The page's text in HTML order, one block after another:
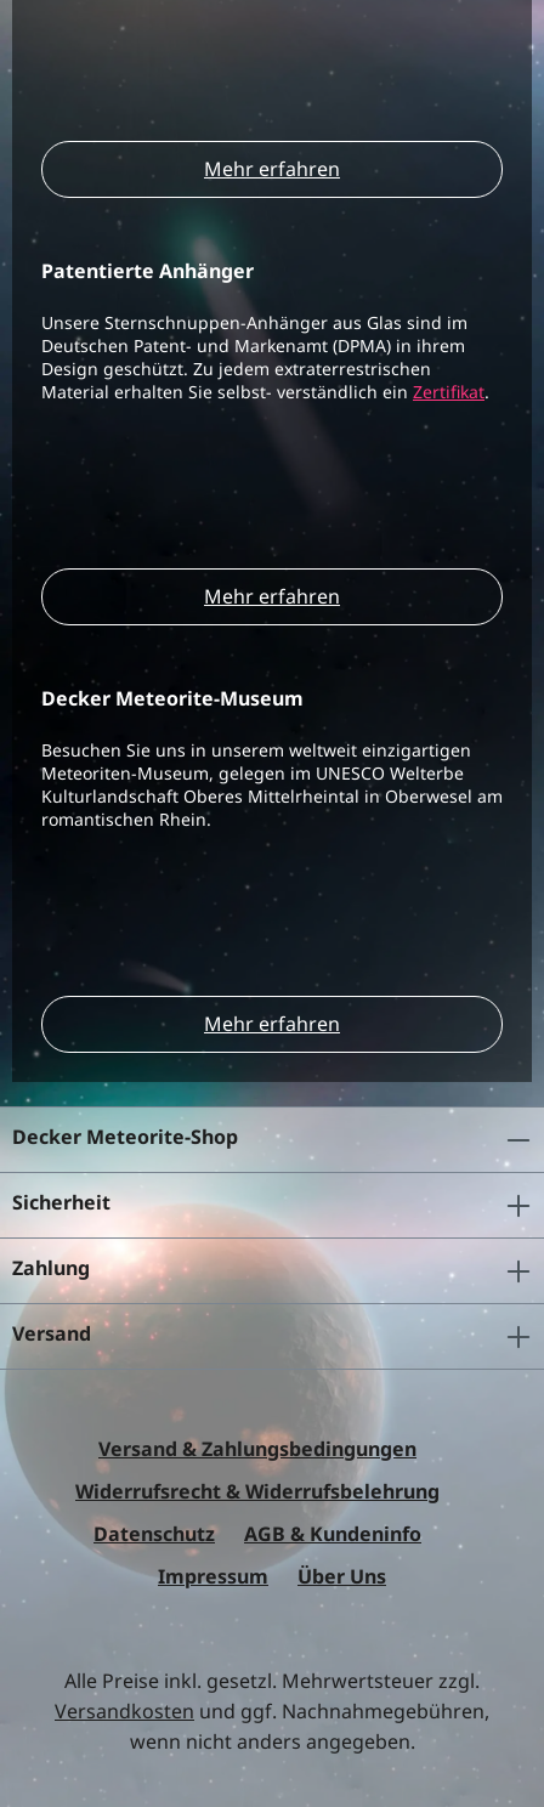
Mehr erfahren
Patentierte Anhänger
Unsere Sternschnuppen-Anhänger aus Glas sind im
Deutschen Patent- und Markenamt (DPMA) in ihrem
Design geschützt. Zu jedem extraterrestrischen
Material erhalten Sie selbst- verständlich ein Zertifikat.
Mehr erfahren
Decker Meteorite-Museum
Besuchen Sie uns in unserem weltweit einzigartigen
Meteoriten-Museum, gelegen im UNESCO Welterbe
Kulturlandschaft Oberes Mittelrheintal in Oberwesel am
romantischen Rhein.
Mehr erfahren
Decker Meteorite-Shop
Sicherheit
Zahlung
Versand
Versand & Zahlungsbedingungen
Widerrufsrecht & Widerrufsbelehrung
Datenschutz
AGB & Kundeninfo
Impressum
Über Uns
Alle Preise inkl. gesetzl. Mehrwertsteuer zzgl.
Versandkosten und ggf. Nachnahmegebühren,
wenn nicht anders angegeben.